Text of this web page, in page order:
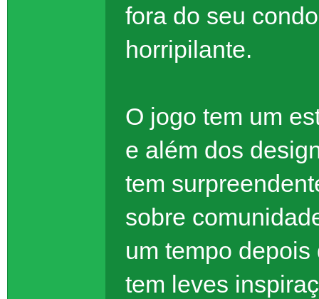
fora do seu
horripilante.
O jogo tem um
e além dos
tem
sobre
um tempo
tem leves